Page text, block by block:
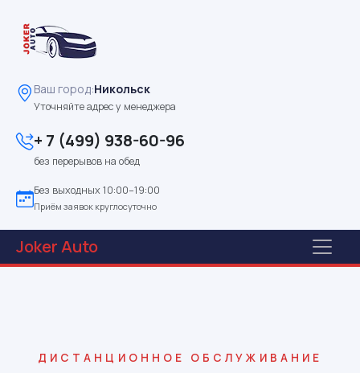
Ваш город:Никольск
Уточняйте адрес у менеджера
+ 7 (499) 938-60-96
без перерывов на обед
Без выходных 10:00–19:00
Приём заявок круглосуточно
JokerAuto
ДИСТАНЦИОННОЕ ОБСЛУЖИВАНИЕ